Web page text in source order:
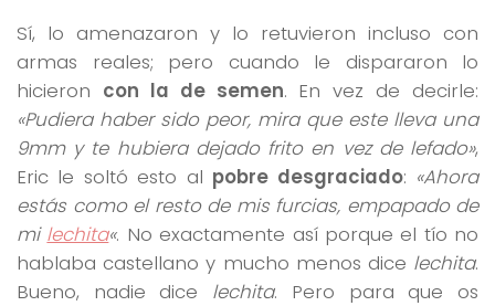
Sí, lo amenazaron y lo retuvieron incluso con
armas reales; pero cuando le dispararon lo
hicieron con la de semen. En vez de decirle:
«Pudiera haber sido peor, mira que este lleva una
9mm y te hubiera dejado frito en vez de lefado»,
Eric le soltó esto al pobre desgraciado: «Ahora
estás como el resto de mis furcias, empapado de
mi lechita«. No exactamente así porque el tío no
hablaba castellano y mucho menos dice lechita.
Bueno, nadie dice lechita. Pero para que os